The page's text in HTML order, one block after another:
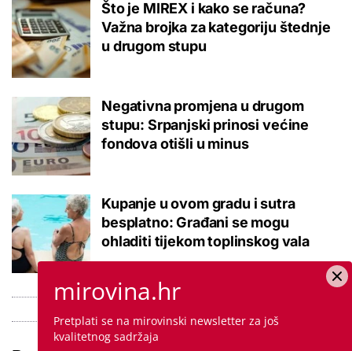
Što je MIREX i kako se računa?
Važna brojka za kategoriju štednje
u drugom stupu
Negativna promjena u drugom
stupu: Srpanjski prinosi većine
fondova otišli u minus
Kupanje u ovom gradu i sutra
besplatno: Građani se mogu
ohladiti tijekom toplinskog vala
mirovina.hr
Pretplati se na mirovinski newsletter za još
kvalitetnog sadržaja